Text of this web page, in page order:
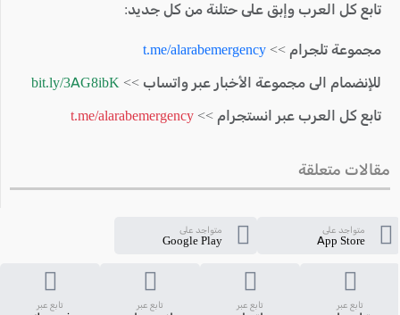
تابع كل العرب وإبق على حتلنة من كل جديد:
مجموعة تلجرام >> t.me/alarabemergency
للإنضمام الى مجموعة الأخبار عبر واتساب >> bit.ly/3AG8ibK
تابع كل العرب عبر انستجرام >> t.me/alarabemergency
مقالات متعلقة
متواجد على
App Store
متواجد على
Google Play
تابع عبر تابع عبر تابع عبر تابع عبر